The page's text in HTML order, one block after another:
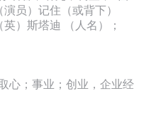
员）记住（或背下）
英）斯塔迪 （人名）；
心；事业；创业，企业经